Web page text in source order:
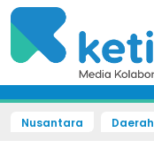
Nusantara Daerah